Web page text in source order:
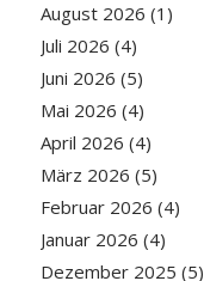
August 2026 (1)
Juli 2026 (4)
Juni 2026 (5)
Mai 2026 (4)
April 2026 (4)
März 2026 (5)
Februar 2026 (4)
Januar 2026 (4)
Dezember 2025 (5)